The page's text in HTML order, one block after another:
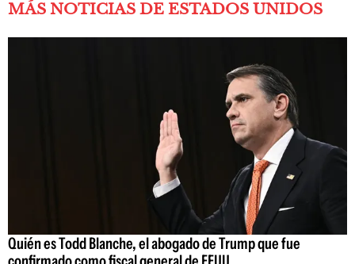
MÁS NOTICIAS DE ESTADOS UNIDOS
Quién es Todd Blanche, el abogado de Trump que fue